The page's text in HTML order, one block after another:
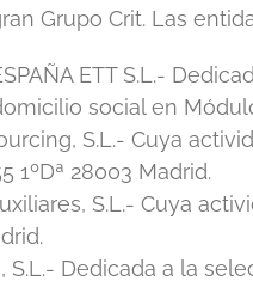
Grupo Crit. Las
ETT S.L.-
social en
S.L.- Cuya
1ºDª 28003 Madrid.
S.L.- Cuya
S.L.- Dedicada a la